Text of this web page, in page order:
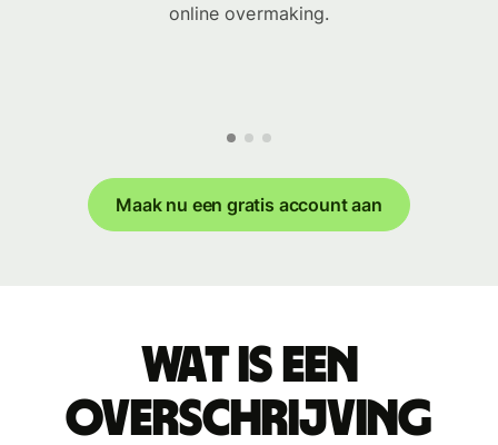
online overmaking.
Maak nu een gratis account aan
Wat is een
overschrijving